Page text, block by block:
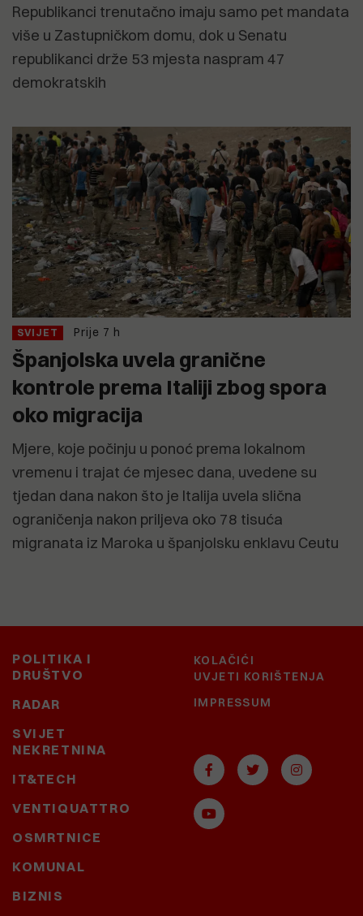
Republikanci trenutačno imaju samo pet mandata
više u Zastupničkom domu, dok u Senatu
republikanci drže 53 mjesta naspram 47
demokratskih
SVIJET Prije 7 h
Španjolska uvela granične
kontrole prema Italiji zbog spora
oko migracija
Mjere, koje počinju u ponoć prema lokalnom
vremenu i trajat će mjesec dana, uvedene su
tjedan dana nakon što je Italija uvela slična
ograničenja nakon priljeva oko 78 tisuća
migranata iz Maroka u španjolsku enklavu Ceutu
POLITIKA I
DRUŠTVO
RADAR
SVIJET
NEKRETNINA
IT&TECH
VENTIQUATTRO
OSMRTNICE
KOMUNAL
BIZNIS
KOLAČIĆI
UVJETI KORIŠTENJA
IMPRESSUM